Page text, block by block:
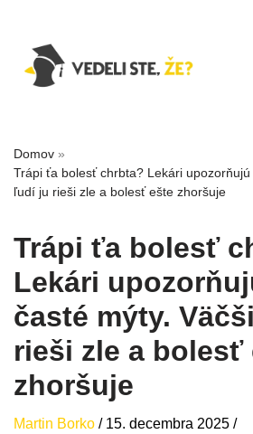
Domov »
Trápi ťa bolesť chrbta? Lekári
ľudí ju rieši zle a bolesť ešte zhoršuje
Trápi ťa bolesť
Lekári
časté mýty.
rieši zle a bolesť
zhoršuje
Martin Borko / 15. decembra 2025 /